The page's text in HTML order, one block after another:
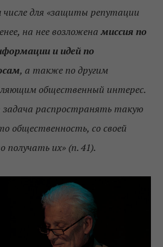
для «защиты репутации
на нее возложенамиссия по
и идей по
, а также по другим
общественный интерес.
задача распространять такую
общественность, со своей
их» (п. 41).